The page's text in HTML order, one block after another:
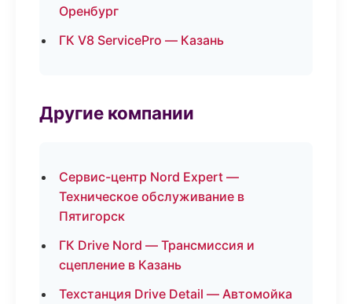
Оренбург
ГК V8 ServicePro — Казань
Другие компании
Сервис-центр Nord Expert —
Техническое обслуживание в
Пятигорск
ГК Drive Nord — Трансмиссия и
сцепление в Казань
Техстанция Drive Detail — Автомойка